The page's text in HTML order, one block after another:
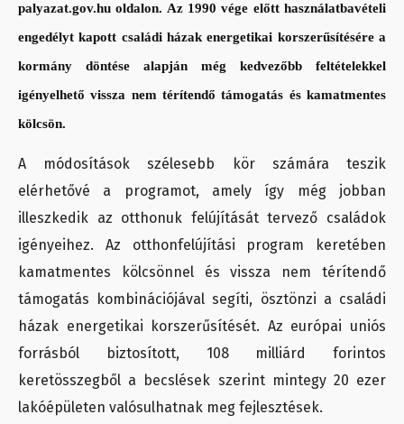
palyazat.gov.hu oldalon. Az 1990 vége előtt használatbavételi
engedélyt kapott családi házak energetikai korszerűsítésére a
kormány döntése alapján még kedvezőbb feltételekkel
igényelhető vissza nem térítendő támogatás és kamatmentes
kölcsön.
A módosítások szélesebb kör számára teszik
elérhetővé a programot, amely így még jobban
illeszkedik az otthonuk felújítását tervező családok
igényeihez. Az otthonfelújítási program keretében
kamatmentes kölcsönnel és vissza nem térítendő
támogatás kombinációjával segíti, ösztönzi a családi
házak energetikai korszerűsítését. Az európai uniós
forrásból biztosított, 108 milliárd forintos
keretösszegből a becslések szerint mintegy 20 ezer
lakóépületen valósulhatnak meg fejlesztések.